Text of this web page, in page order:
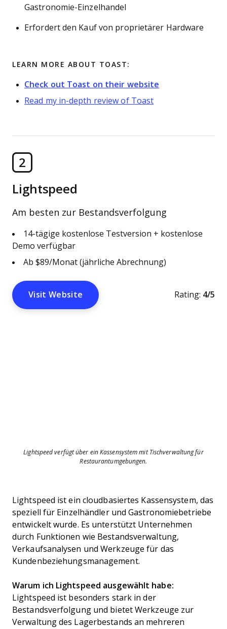
Gastronomie-Einzelhandel
Erfordert den Kauf von proprietärer Hardware
LEARN MORE ABOUT TOAST:
Check out Toast on their website
Read my in-depth review of Toast
2
Lightspeed
Am besten zur Bestandsverfolgung
14-tägige kostenlose Testversion + kostenlose
Demo verfügbar
Ab $89/Monat (jährliche Abrechnung)
Visit Website Rating: 4/5
Lightspeed verfügt über ein Kassensystem mit Tischverwaltung für
Restaurantumgebungen.
Lightspeed ist ein cloudbasiertes Kassensystem, das
speziell für Einzelhändler und Gastronomiebetriebe
entwickelt wurde. Es unterstützt Unternehmen
durch Funktionen wie Bestandsverwaltung,
Verkaufsanalysen und Werkzeuge für das
Kundenbeziehungsmanagement.
Warum ich Lightspeed ausgewählt habe:
Lightspeed ist besonders stark in der
Bestandsverfolgung und bietet Werkzeuge zur
Verwaltung des Lagerbestands an mehreren